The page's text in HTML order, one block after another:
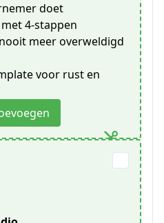
doet
4-stappen
meer overweldigd
voor rust en